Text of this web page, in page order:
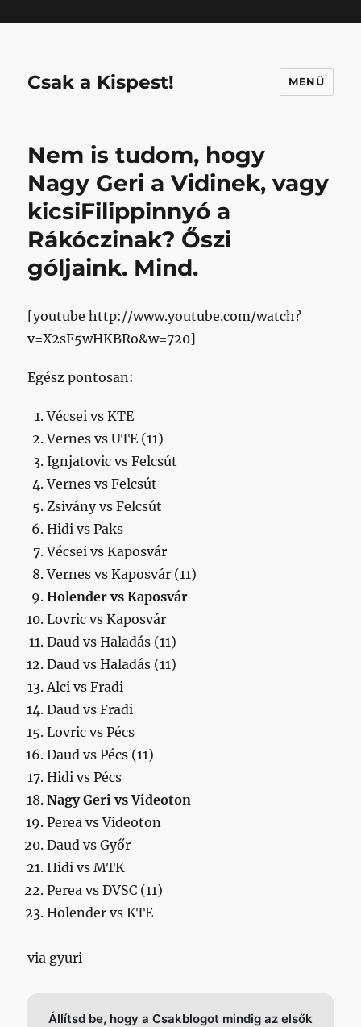
Csak a Kispest! MENÜ
Nem is tudom, hogy
Nagy Geri a Vidinek, vagy
kicsiFilippinnyó a
Rákóczinak? Őszi
góljaink. Mind.
[youtube http://www.youtube.com/watch?
v=X2sF5wHKBRo&w=720]
Egész pontosan:
Vécsei vs KTE
Vernes vs UTE (11)
Ignjatovic vs Felcsút
Vernes vs Felcsút
Zsivány vs Felcsút
Hidi vs Paks
Vécsei vs Kaposvár
Vernes vs Kaposvár (11)
Holender vs Kaposvár
Lovric vs Kaposvár
Daud vs Haladás (11)
Daud vs Haladás (11)
Alci vs Fradi
Daud vs Fradi
Lovric vs Pécs
Daud vs Pécs (11)
Hidi vs Pécs
Nagy Geri vs Videoton
Perea vs Videoton
Daud vs Győr
Hidi vs MTK
Perea vs DVSC (11)
Holender vs KTE
via gyuri
Állítsd be, hogy a Csakblogot mindig az elsők